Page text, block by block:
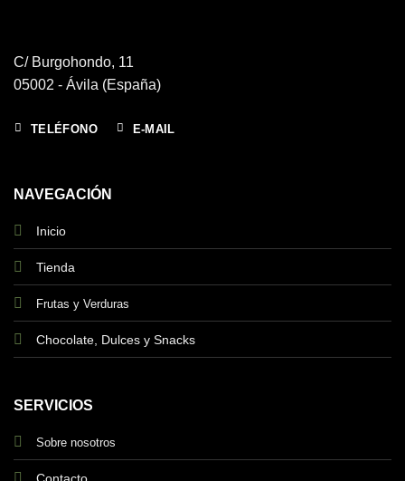
C/ Burgohondo, 11
05002 - Ávila (España)
TELÉFONO E-MAIL
NAVEGACIÓN
Inicio
Tienda
Frutas y Verduras
Chocolate, Dulces y Snacks
SERVICIOS
Sobre nosotros